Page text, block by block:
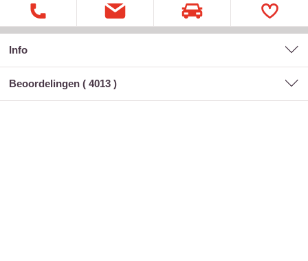
Info
Beoordelingen ( 4013 )